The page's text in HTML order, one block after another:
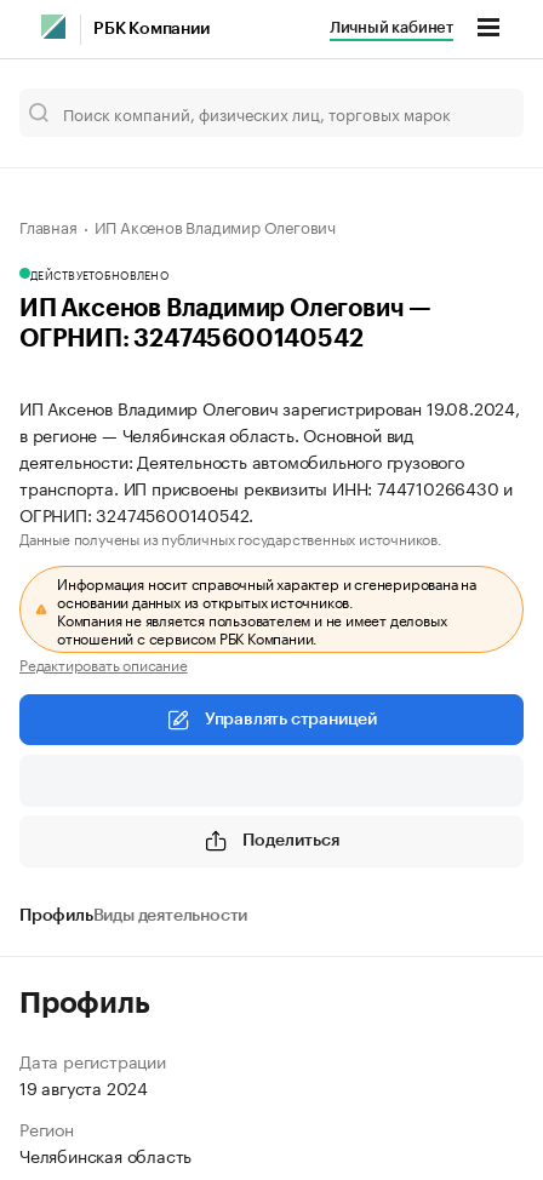
РБК Компании Личный кабинет
Главная ИП Аксенов Владимир Олегович
ДЕЙСТВУЕТОБНОВЛЕНО
ИП Аксенов Владимир Олегович —
ОГРНИП: 324745600140542
ИП Аксенов Владимир Олегович зарегистрирован 19.08.2024,
в регионе — Челябинская область. Основной вид
деятельности: Деятельность автомобильного грузового
транспорта. ИП присвоены реквизиты ИНН: 744710266430 и
ОГРНИП: 324745600140542.
Данные получены из публичных государственных источников.
Информация носит справочный характер и сгенерирована на
основании данных из открытых источников.
Компания не является пользователем и не имеет деловых
отношений с сервисом РБК Компании.
Редактировать описание
Управлять страницей
Поделиться
ПрофильВиды деятельности
Профиль
Дата регистрации
19 августа 2024
Регион
Челябинская область